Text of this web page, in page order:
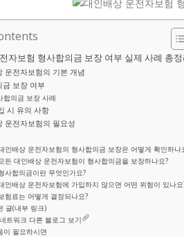
자보험 형사합의금 보장 여부 실제 사례 총정
운전자보험의 기본 개념
금 보장 여부
합의금 보장 사례
시 유의 사항
운전자보험의 필요성
인배상 운전자보험의 형사합의금 보장은 어떻게 확인하나
든 대인배상 운전자보험이 형사합의금을 보장하나요?
사합의금이란 무엇인가요?
인배상 운전자보험에 가입하지 않으면 어떤 위험이 있나요
험료는 어떻게 결정되나요?
글(내부 링크)
트워크 다른 블로그 보기
이 필요하시면